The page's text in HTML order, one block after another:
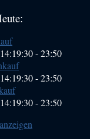
-23:50
-23:50
-23:50